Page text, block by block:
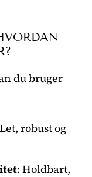
du bruger
robust og
: Holdbart,